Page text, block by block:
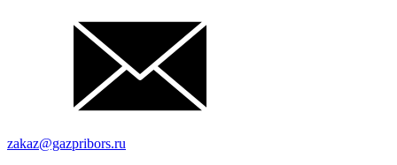
zakaz@gazpribors.ru